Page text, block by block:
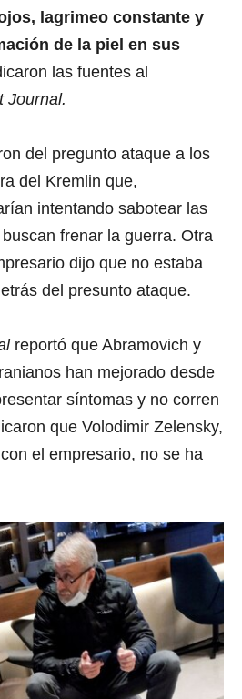
lagrimeo constante y
de la piel en sus
las fuentes al
Journal.
del pregunto ataque a los
del Kremlin que,
intentando sabotear las
frenar la guerra. Otra
dijo que no estaba
del presunto ataque.
reportó que Abramovich y
han mejorado desde
síntomas y no corren
que Volodimir Zelensky,
el empresario, no se ha